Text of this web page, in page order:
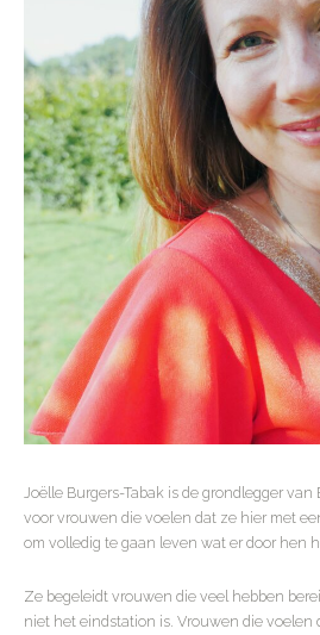
Joëlle Burgers-Tabak is de grondlegger
voor vrouwen die voelen dat ze hier met
om volledig te gaan leven wat er door hen
Ze begeleidt vrouwen die veel hebben
niet het eindstation is. Vrouwen die voelen